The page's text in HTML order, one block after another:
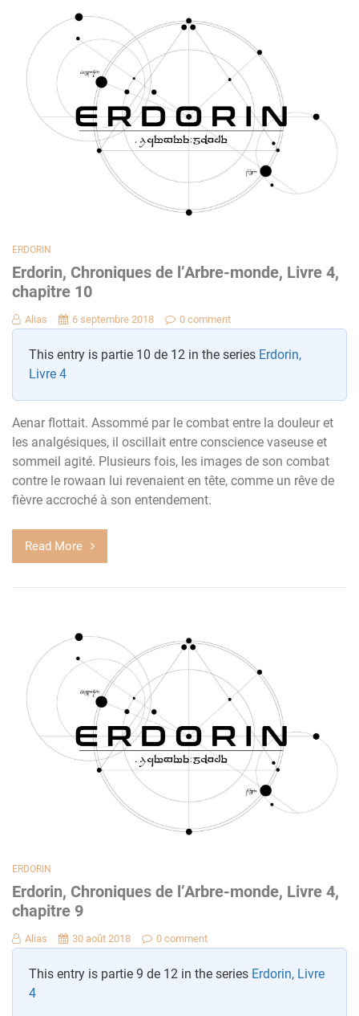
ERDORIN
Erdorin, Chroniques de l’Arbre-monde, Livre 4,
chapitre 10
Alias 6 septembre 2018 0 comment
This entry is partie 10 de 12 in the series Erdorin,
Livre 4
Aenar flottait. Assommé par le combat entre la douleur et
les analgésiques, il oscillait entre conscience vaseuse et
sommeil agité. Plusieurs fois, les images de son combat
contre le rowaan lui revenaient en tête, comme un rêve de
fièvre accroché à son entendement.
Read More
ERDORIN
Erdorin, Chroniques de l’Arbre-monde, Livre 4,
chapitre 9
Alias 30 août 2018 0 comment
This entry is partie 9 de 12 in the series Erdorin, Livre
4